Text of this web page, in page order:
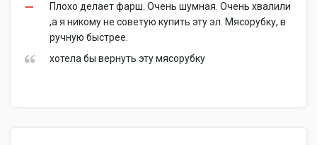
Плохо делает фарш. Очень шумная. Очень хвалили
,а я никому не советую купить эту эл. Мясорубку, в
ручную быстрее.
хотела бы вернуть эту мясорубку